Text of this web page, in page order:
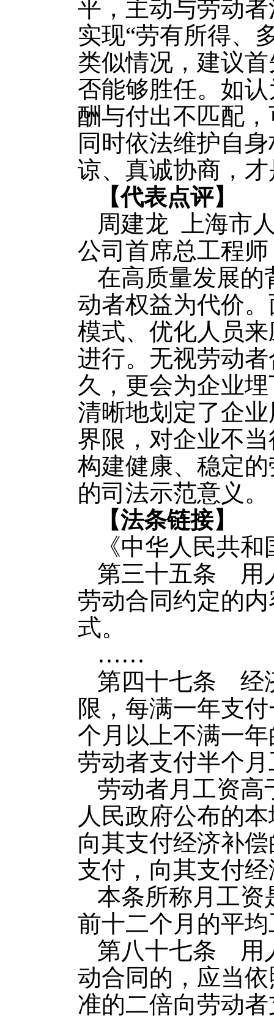
平，主动与劳动
实现“劳有所得、
类似情况，建议
否能够胜任。如
酬与付出不匹配
同时依法维护自
谅、真诚协商，
【代表点评】
周建龙
上海市
公司首席总工程师
在高质量发展的
动者权益为代价
模式、优化人员
进行。无视劳动
久，更会为企业
清晰地划定了企
界限，对企业不
构建健康、稳定
的司法示范意义。
【法条链接】
《中华人民共
第三十五条 用
劳动合同约定的
式。
……
第四十七条 经
限，每满一年支
个月以上不满一
劳动者支付半个
劳动者月工资高
人民政府公布的
向其支付经济补
支付，向其支付
本条所称月工资
前十二个月的平
第八十七条 用
动合同的，应当
准的二倍向劳动